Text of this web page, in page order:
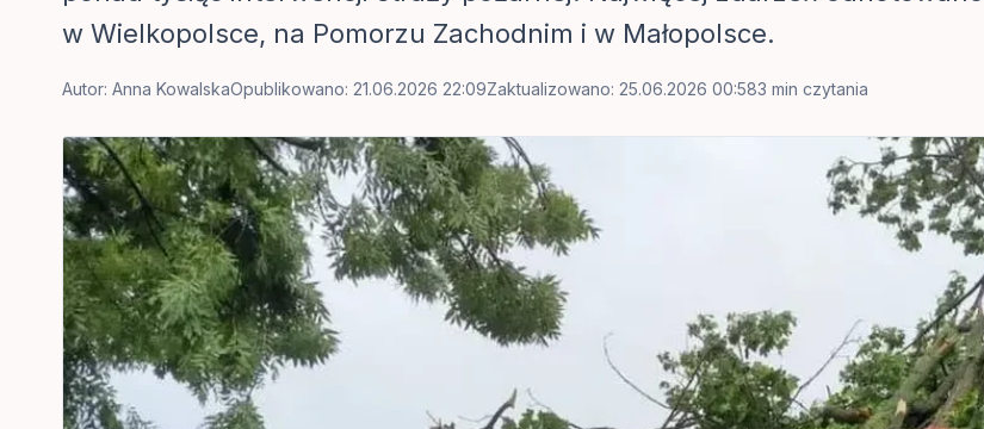
w Wielkopolsce, na Pomorzu Zachodnim i w Małopolsce.
Autor: Anna KowalskaOpublikowano: 21.06.2026 22:09Zaktualizowano: 25.06.2026 00:583 min czytania